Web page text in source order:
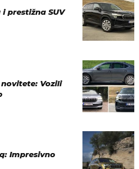
prestižna SUV
Vozili
Impresivno